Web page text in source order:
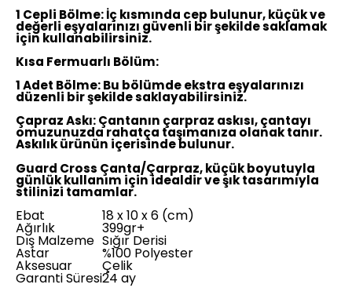
1 Cepli Bölme: İç kısmında cep bulunur, küçük ve
değerli eşyalarınızı güvenli bir şekilde saklamak
için kullanabilirsiniz.
Kısa Fermuarlı Bölüm:
1 Adet Bölme: Bu bölümde ekstra eşyalarınızı
düzenli bir şekilde saklayabilirsiniz.
Çapraz Askı:Çantanın çarpraz askısı, çantayı
omuzunuzda rahatça taşımanıza olanak tanır.
Askılık ürünün içerisinde bulunur.
Guard Cross Çanta/Çarpraz, küçük boyutuyla
günlük kullanım için idealdir ve şık tasarımıyla
stilinizi tamamlar.
Ebat 18 x 10 x 6 (cm)
Ağırlık 399gr+
Dış Malzeme Sığır Derisi
Astar %100 Polyester
Aksesuar Çelik
Garanti Süresi24 ay